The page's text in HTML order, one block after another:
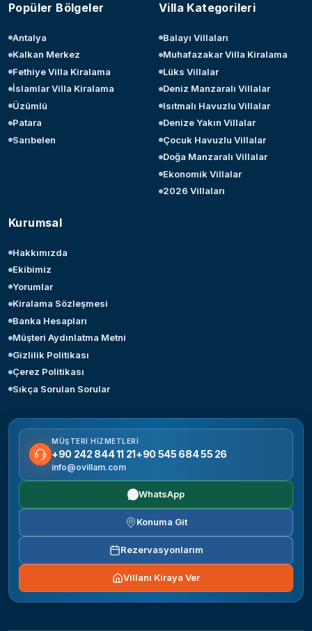
Popüler Bölgeler
Antalya
Kalkan Merkez
Fethiye Villa Kiralama
İslamlar Villa Kiralama
Üzümlü
Patara
Sarıbelen
Villa Kategorileri
Balayı Villaları
Muhafazakar Villa Kiralama
Lüks Villalar
Deniz Manzaralı Villalar
Isıtmalı Havuzlu Villalar
Denize Yakın Villalar
Çocuk Havuzlu Villalar
Doğa Manzaralı Villalar
Ekonomik Villalar
2026 Villaları
Kurumsal
Hakkımızda
Ekibimiz
Yorumlar
Kiralama Sözleşmesi
Banka Hesapları
Müşteri Aydınlatma Metni
Gizlilik Politikası
Çerez Politikası
Sıkça Sorulan Sorular
MÜŞTERI HIZMETLERI
+90 242 844 11 21+90 545 684 55 26
info@ovillam.com
WhatsApp
Konuma Git
Rezervasyonlarım
Villanı Kiraya Ver